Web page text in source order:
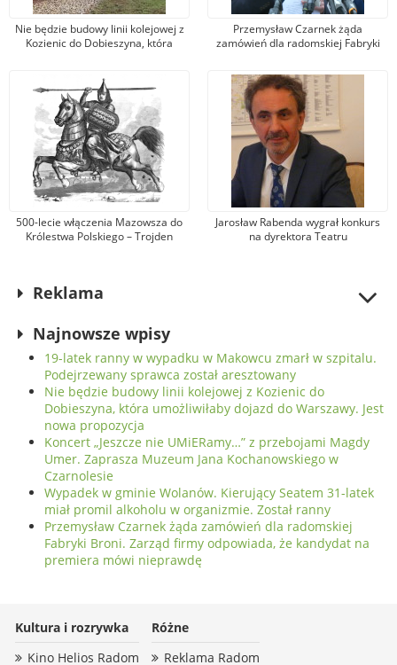
Nie będzie budowy linii kolejowej z
Kozienic do Dobieszyna, która
Przemysław Czarnek żąda
zamówień dla radomskiej Fabryki
kandydat na premiera mówi
nieprawdę
500-lecie włączenia Mazowsza do
Królestwa Polskiego – Trojden
Jarosław Rabenda wygrał konkurs
na dyrektora Teatru
Reklama
Najnowsze wpisy
19-latek ranny w wypadku w Makowcu zmarł w szpitalu.
Podejrzewany sprawca został aresztowany
Nie będzie budowy linii kolejowej z Kozienic do
Dobieszyna, która umożliwiłaby dojazd do Warszawy. Jest
nowa propozycja
Koncert „Jeszcze nie UMiERamy…” z przebojami Magdy
Umer. Zaprasza Muzeum Jana Kochanowskiego w
Czarnolesie
Wypadek w gminie Wolanów. Kierujący Seatem 31-latek
miał promil alkoholu w organizmie. Został ranny
Przemysław Czarnek żąda zamówień dla radomskiej
Fabryki Broni. Zarząd firmy odpowiada, że kandydat na
premiera mówi nieprawdę
Kultura i rozrywka
Kino Helios Radom
Różne
Reklama Radom